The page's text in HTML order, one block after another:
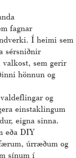
fagnar
Í heimi sem
sérsniðnir
sem gerir
hönnun og
og
einstaklingum
eigna sinna.
eða DIY
úrræðum og
sínum í